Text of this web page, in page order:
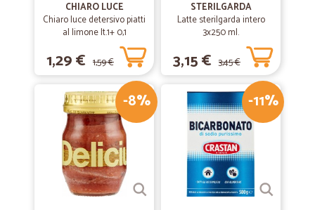
CHIARO LUCE
Chiaro luce detersivo piatti
al limone lt.1+ 0,1
1,29 € 1,59 €
STERILGARDA
Latte sterilgarda intero
3x250 ml.
3,15 € 3,45 €
-8% -11%